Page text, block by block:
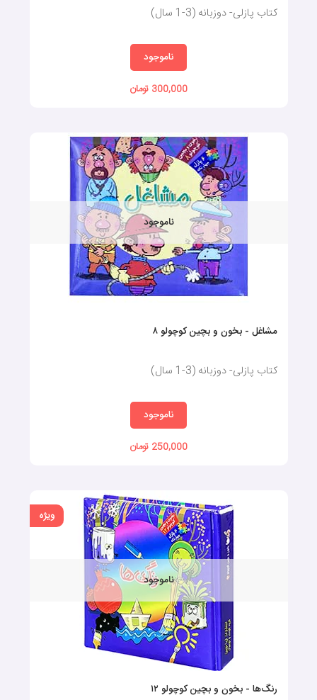
کتاب پازلی- دوزبانه (3-1 سال)
ناموجود
300,000 تومان
ناموجود
مشاغل - بخون و بچین کوچولو‌ ۸
کتاب پازلی- دوزبانه (3-1 سال)
ناموجود
250,000 تومان
ناموجود
ویژه
رنگ‌ها - بخون و بچین کوچولو ۱۲‌